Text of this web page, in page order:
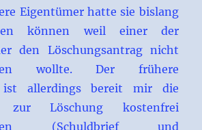
Eigentümer hatte sie bislang
können weil einer der
den Löschungsantrag nicht
wollte. Der frühere
ist allerdings bereit mir die
zur Löschung kostenfrei
(Schuldbrief und